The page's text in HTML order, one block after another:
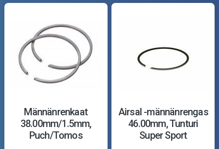
Männänrenkaat
38.00mm/1.5mm,
Puch/Tomos
Airsal -männänrengas
46.00mm, Tunturi
Super Sport